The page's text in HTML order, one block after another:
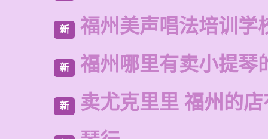
新 福州美声唱法培训学
新 福州哪里有卖小提琴
新 卖尤克里里 福州的